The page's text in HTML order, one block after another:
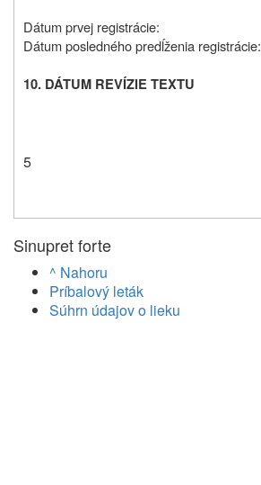
Dátum prvej registrácie:
Dátum posledného predĺženia registrácie:
10. DÁTUM REVÍZIE TEXTU
5
Sinupret forte
^ Nahoru
Príbalový leták
Súhrn údajov o lieku